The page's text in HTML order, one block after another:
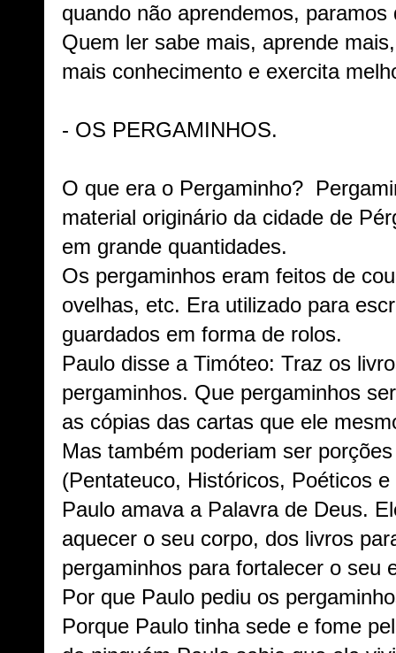
quando não aprendemos, paramos
Quem ler sabe mais, aprende
mais conhecimento e exercita
- OS PERGAMINHOS.
O que era o Pergaminho?
material originário da cidade de
em grande quantidades.
Os pergaminhos eram feitos de
ovelhas, etc. Era utilizado para
guardados em forma de rolos.
Paulo disse a Timóteo: Traz os
pergaminhos. Que pergaminhos
as cópias das cartas que ele
Mas também poderiam ser
(Pentateuco, Históricos, Poéticos
Paulo amava a Palavra de Deus.
aquecer o seu corpo, dos livros
pergaminhos para fortalecer o seu
Por que Paulo pediu os
Porque Paulo tinha sede e fome